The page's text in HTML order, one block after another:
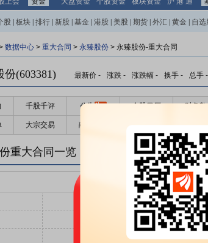
股 板块 排行 新股 基金 港股 美股 期货 外汇 黄金 自选
数据中心 > 重大合同 > 永臻股份 > 永臻股份-重大合同
份(603381) 最新价 - 涨跌 - 涨跌幅 - 换手 - 总手 -
千股千评 公告 个股日历 财务数
大宗交易 融资融券 高管持股 股东大
重大合同一览